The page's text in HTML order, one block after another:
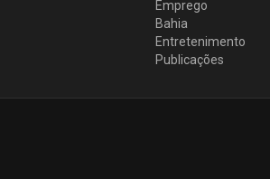
Emprego
Bahia
Entretenimento
Publicações